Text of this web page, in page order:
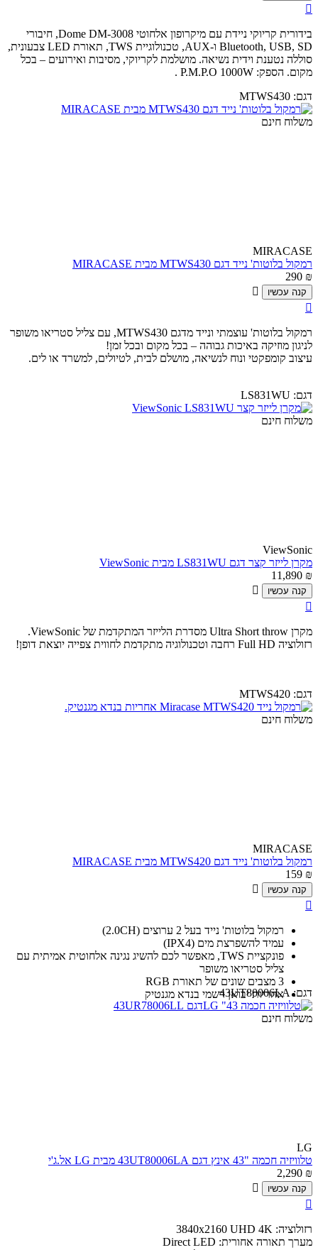

בידורית קריוקי ניידת עם מיקרופון אלחוטי Dome DM-3008, חיבורי
Bluetooth, USB, SD ו-AUX, טכנולוגיית TWS, תאורת LED צבעונית,
סוללה נטענת וידית נשיאה. מושלמת לקריוקי, מסיבות ואירועים – בכל
מקום. הספק: P.M.P.O 1000W .
דגם: MTWS430
משלוח חינם
MIRACASE
רמקול בלוטות' נייד דגם MTWS430 מבית MIRACASE
290 ₪
קנה עכשיו


רמקול בלוטות' עוצמתי ונייד מדגם MTWS430, עם צליל סטריאו משופר
לניגון מוזיקה באיכות גבוהה – בכל מקום ובכל זמן!
עיצוב קומפקטי ונוח לנשיאה, מושלם לבית, לטיולים, למשרד או לים.
דגם: LS831WU
משלוח חינם
ViewSonic
מקרן לייזר קצר דגם LS831WU מבית ViewSonic
11,890 ₪
קנה עכשיו


מקרן Ultra Short throw מסדרת הלייזר המתקדמת של ViewSonic.
רזולוציה Full HD רחבה וטכנולוגיה מתקדמת לחווית צפייה יוצאת דופן!
דגם: MTWS420
משלוח חינם
MIRACASE
רמקול בלוטות' נייד דגם MTWS420 מבית MIRACASE
159 ₪
קנה עכשיו


רמקול בלוטות' נייד בעל 2 ערוצים (2.0CH)
עמיד להשפרצת מים (IPX4)
פונקציית TWS, מאפשר לכם להשיג נגינה אלחוטית אמיתית עם
צליל סטריאו משופר
3 מצבים שונים של תאורת RGB
אחריות יבואן רשמי בנדא מגנטיק
דגם: 43UT80006LA
משלוח חינם
LG
טלוויזיה חכמה "43 אינץ דגם 43UT80006LA מבית LG אל.ג'י
2,290 ₪
קנה עכשיו


רזולוציה: 3840x2160 UHD 4K
מערך תאורה אחורית: Direct LED